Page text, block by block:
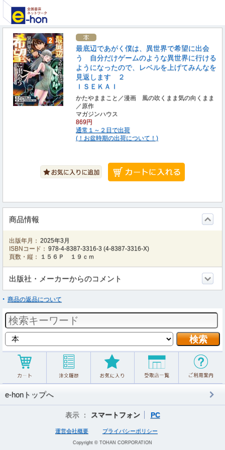
最底辺であがく僕は、異世界で希望に出会
う 自分だけゲームのような異世界に行ける
ようになったので、レベルを上げてみんなを
見返します ２
ＩＳＥＫＡＩ
かたやままこと／漫画 風の吹くまま気の向くまま
／原作
マガジンハウス
869円
通常１～２日で出荷
(！お盆時期の出荷について！)
商品情報
出版年月： 2025年3月
ISBNコード： 978-4-8387-3316-3 (4-8387-3316-X)
頁数・縦：
１５６Ｐ １９ｃｍ
出版社・メーカーからのコメント
商品の返品について
e-honトップへ
表示 ： スマートフォン PC
運営会社概要 プライバシーポリシー
Copyright © TOHAN CORPORATION